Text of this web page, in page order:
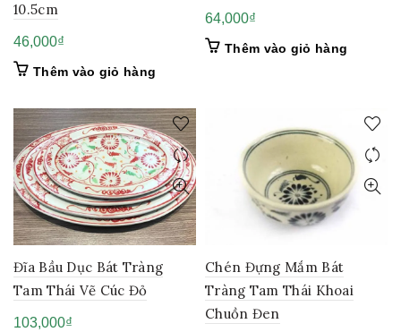
10.5cm
46,000₫
Thêm vào giỏ hàng
64,000₫
Thêm vào giỏ hàng
Đĩa Bầu Dục Bát Tràng
Tam Thái Vẽ Cúc Đỏ
103,000₫
Chén Đựng Mắm Bát
Tràng Tam Thái Khoai
Chuồn Đen